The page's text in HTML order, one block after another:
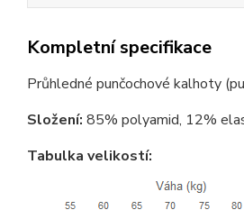
Kompletní specifikace
Průhledné punčochové kalhoty
Složení: 85% polyamid, 12%
Tabulka velikostí: